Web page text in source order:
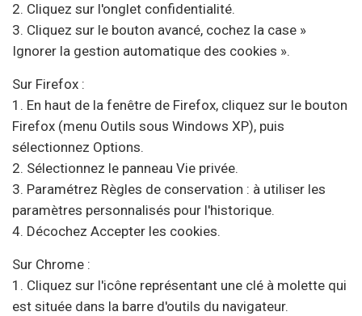
2. Cliquez sur l'onglet confidentialité.
3. Cliquez sur le bouton avancé, cochez la case »
Ignorer la gestion automatique des cookies ».
Sur Firefox :
1. En haut de la fenêtre de Firefox, cliquez sur le bouton
Firefox (menu Outils sous Windows XP), puis
sélectionnez Options.
2. Sélectionnez le panneau Vie privée.
3. Paramétrez Règles de conservation : à utiliser les
paramètres personnalisés pour l'historique.
4. Décochez Accepter les cookies.
Sur Chrome :
1. Cliquez sur l'icône représentant une clé à molette qui
est située dans la barre d'outils du navigateur.